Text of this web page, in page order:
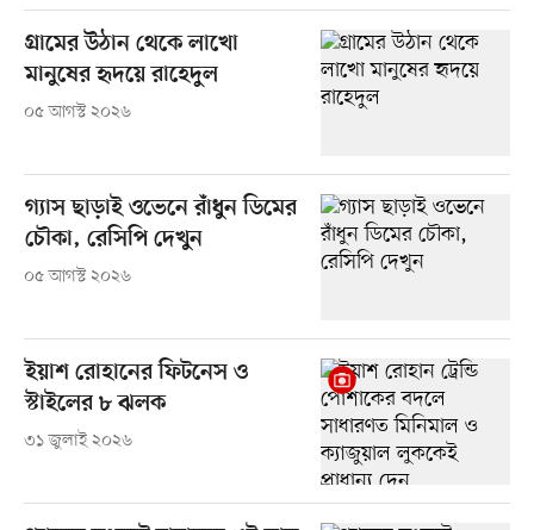
গ্রামের উঠান থেকে লাখো
মানুষের হৃদয়ে রাহেদুল
০৫ আগস্ট ২০২৬
গ্যাস ছাড়াই ওভেনে রাঁধুন ডিমের
চৌকা, রেসিপি দেখুন
০৫ আগস্ট ২০২৬
ইয়াশ রোহানের ফিটনেস ও
স্টাইলের ৮ ঝলক
৩১ জুলাই ২০২৬